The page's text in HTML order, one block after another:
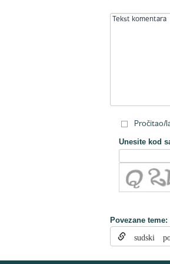
Pročitao/
Unesite kod
Povezane teme:
sudski